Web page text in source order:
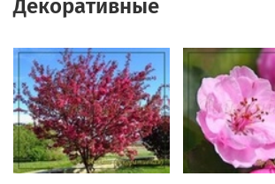
Декоративные